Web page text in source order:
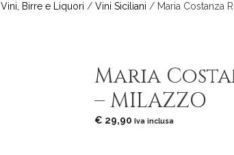
Vini, Birre e Liquori / Vini Siciliani / Maria Costanza
Maria
– MILAZZO
€ 29,90 Iva inclusa